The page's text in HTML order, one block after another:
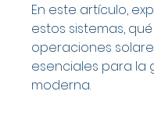
En este artículo,
estos sistemas,
operaciones
esenciales para la
moderna.